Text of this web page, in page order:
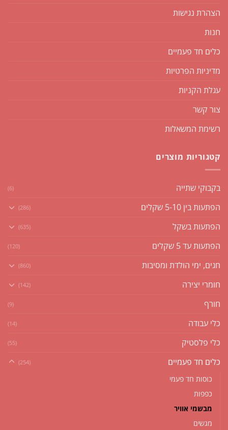
הצהרת נגישות
חנות
כלים חד פעמיים
מדיניות הפרטיות
עגלת הקניות
צור קשר
רשימת המשאלות
קטגוריות מוצרים
בקבוקי שתייה (6)
הפתעות בין 5-10 שקלים (286)
הפתעות בשקל (635)
הפתעות עד 5 שקלים (120)
חגים, ימי הולדת ומסיבות (860)
חומרי יצירה (142)
חורף (9)
כלי עבודה (14)
כלי פלסטיק (55)
כלים חד פעמיים (254)
כוסות חד פעמי
כפפות
מבשמי אוויר
מגשים